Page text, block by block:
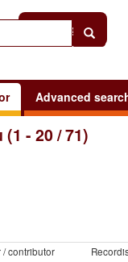
Sign in
Advanced
(1 - 20 / 71)
/ contributor